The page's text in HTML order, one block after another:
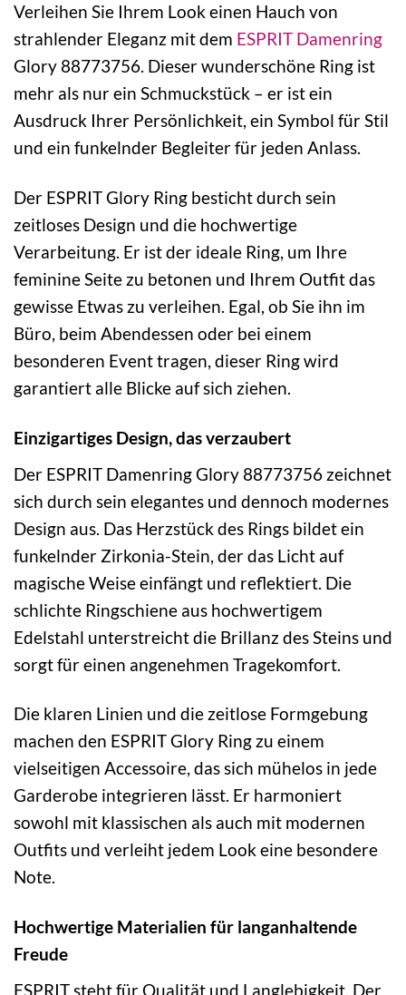
Verleihen Sie Ihrem Look einen Hauch von
strahlender Eleganz mit dem ESPRIT Damenring
Glory 88773756. Dieser wunderschöne Ring ist
mehr als nur ein Schmuckstück – er ist ein
Ausdruck Ihrer Persönlichkeit, ein Symbol für Stil
und ein funkelnder Begleiter für jeden Anlass.
Der ESPRIT Glory Ring besticht durch sein
zeitloses Design und die hochwertige
Verarbeitung. Er ist der ideale Ring, um Ihre
feminine Seite zu betonen und Ihrem Outfit das
gewisse Etwas zu verleihen. Egal, ob Sie ihn im
Büro, beim Abendessen oder bei einem
besonderen Event tragen, dieser Ring wird
garantiert alle Blicke auf sich ziehen.
Einzigartiges Design, das verzaubert
Der ESPRIT Damenring Glory 88773756 zeichnet
sich durch sein elegantes und dennoch modernes
Design aus. Das Herzstück des Rings bildet ein
funkelnder Zirkonia-Stein, der das Licht auf
magische Weise einfängt und reflektiert. Die
schlichte Ringschiene aus hochwertigem
Edelstahl unterstreicht die Brillanz des Steins und
sorgt für einen angenehmen Tragekomfort.
Die klaren Linien und die zeitlose Formgebung
machen den ESPRIT Glory Ring zu einem
vielseitigen Accessoire, das sich mühelos in jede
Garderobe integrieren lässt. Er harmoniert
sowohl mit klassischen als auch mit modernen
Outfits und verleiht jedem Look eine besondere
Note.
Hochwertige Materialien für langanhaltende
Freude
ESPRIT steht für Qualität und Langlebigkeit. Der